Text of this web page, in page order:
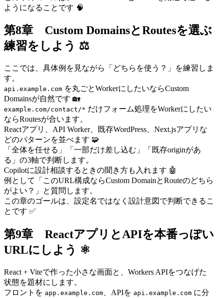
ようになることです 🧠
第8章 Custom DomainsとRoutesを選ぶ
練習をしよう ⚖️
ここでは、具体例を見ながら「どちらを使う？」を練習しま
す。
api.example.com を丸ごとWorkerにしたいならCustom
Domainsが自然です 🏡
example.com/contact/* だけフォーム処理をWorkerにしたい
ならRoutesが合います。
Reactアプリ、API Worker、既存WordPress、Next.jsアプリな
どのパターンを並べます 🧩
「全体を任せる」「一部だけ差し込む」「既存originがあ
る」の3軸で判断します。
Copilotに設計相談するときの聞き方も入れます 🤖
例として「このURL構成ならCustom DomainとRouteのどちら
がよい？」と質問します。
この章のゴールは、設定名ではなく設計意図で判断できるこ
とです ✅
第9章 ReactアプリとAPIを本番っぽい
URLにしよう ⚛️
React + Viteで作った小さな画面と、Workers APIをつなげた
状態を題材にします。
フロントを app.example.com 、APIを api.example.com に分